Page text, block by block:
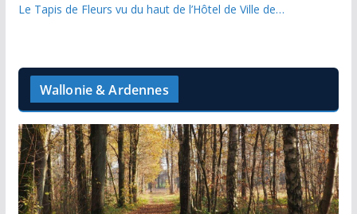
Le Tapis de Fleurs vu du haut de l’Hôtel de Ville de…
Wallonie & Ardennes